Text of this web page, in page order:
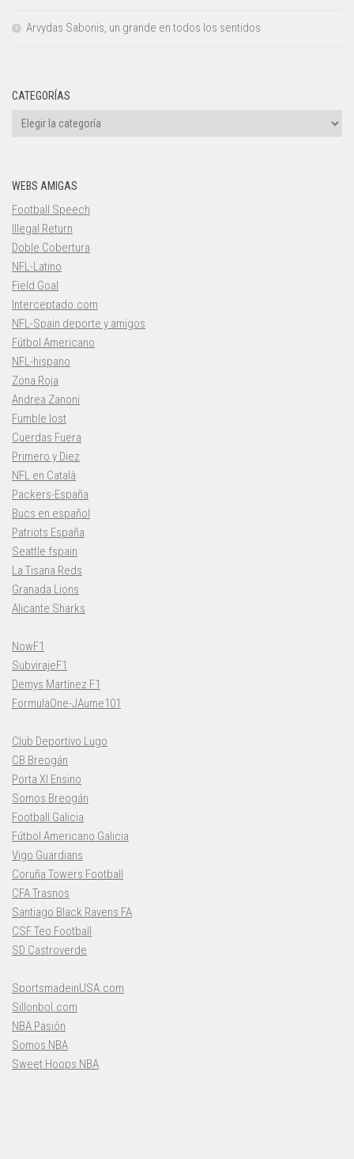
Arvydas Sabonis, un grande en todos los sentidos
CATEGORÍAS
Categorías
WEBS AMIGAS
Football Speech
Illegal Return
Doble Cobertura
NFL-Latino
Field Goal
Interceptado.com
NFL-Spain deporte y amigos
Fútbol Americano
NFL-hispano
Zona Roja
Andrea Zanoni
Fumble lost
Cuerdas Fuera
Primero y Diez
NFL en Català
Packers-España
Bucs en español
Patriots España
Seattle fspain
La Tisana Reds
Granada Lions
Alicante Sharks
NowF1
SubvirajeF1
Demys Martínez F1
FormulaOne-JAume101
Club Deportivo Lugo
CB Breogán
Porta XI Ensino
Somos Breogán
Football Galicia
Fútbol Americano Galicia
Vigo Guardians
Coruña Towers Football
CFA Trasnos
Santiago Black Ravens FA
CSF Teo Football
SD Castroverde
SportsmadeinUSA.com
Sillonbol.com
NBA Pasión
Somos NBA
Sweet Hoops NBA